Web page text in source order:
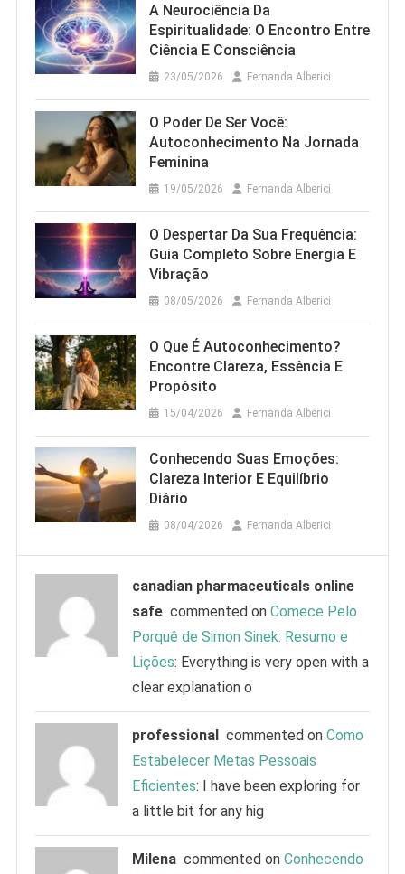
A Neurociência Da
Espiritualidade: O Encontro Entre
Ciência E Consciência
23/05/2026 Fernanda Alberici
O Poder De Ser Você:
Autoconhecimento Na Jornada
Feminina
19/05/2026 Fernanda Alberici
O Despertar Da Sua Frequência:
Guia Completo Sobre Energia E
Vibração
08/05/2026 Fernanda Alberici
O Que É Autoconhecimento?
Encontre Clareza, Essência E
Propósito
15/04/2026 Fernanda Alberici
Conhecendo Suas Emoções:
Clareza Interior E Equilíbrio
Diário
08/04/2026 Fernanda Alberici
canadian pharmaceuticals online
safe commented onComece Pelo
Porquê de Simon Sinek: Resumo e
Lições: Everything is very open with a
clear explanation o
professional commented onComo
Estabelecer Metas Pessoais
Eficientes: I have been exploring for
a little bit for any hig
Milena commented onConhecendo